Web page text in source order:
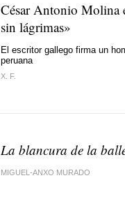
César Antonio Molina
sin lágrimas»
El escritor gallego firma un
peruana
X. F.
La blancura de la
MIGUEL-ANXO MURADO